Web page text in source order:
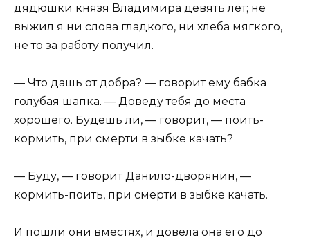
дядюшки князя Владимира девять лет; не
выжил я ни слова гладкого, ни хлеба мягкого,
не то за работу получил.
— Что дашь от добра? — говорит ему бабка
голубая шапка. — Доведу тебя до места
хорошего. Будешь ли, — говорит, — поить-
кормить, при смерти в зыбке качать?
— Буду, — говорит Данило-дворянин, —
кормить-поить, при смерти в зыбке качать.
И пошли они вместях, и довела она его до